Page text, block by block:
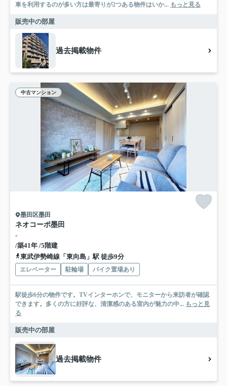
車を利用するのが多い方は最寄りが2つある物件はいか... もっと見る
販売中の部屋
過去掲載物件
中古マンション
墨田区墨田
ネオコーポ墨田
-
/築41年 /5階建
東武伊勢崎線「東向島」駅 徒歩9分
エレベーター 駐輪場 バイク置場あり
駅徒歩6分の物件です。TVインターホンで、モニターから来訪者が確認
できます。多くの方に好評な、清潔感のある室内が魅力の中... もっと見
る
販売中の部屋
過去掲載物件